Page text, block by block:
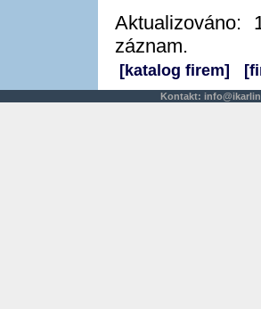
Aktualizováno:
záznam.
[katalog firem]
Kontakt: